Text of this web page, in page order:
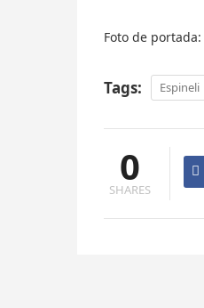
Foto de portada:
Tags: Espineli
0
SHARES